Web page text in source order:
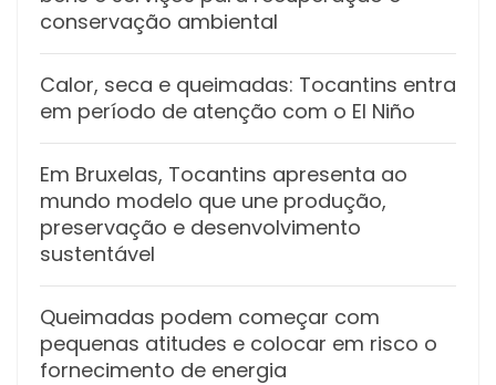
conservação ambiental
Calor, seca e queimadas: Tocantins entra
em período de atenção com o El Niño
Em Bruxelas, Tocantins apresenta ao
mundo modelo que une produção,
preservação e desenvolvimento
sustentável
Queimadas podem começar com
pequenas atitudes e colocar em risco o
fornecimento de energia